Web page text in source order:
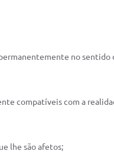
no sentido
compatíveis com a
lhe são afetos;